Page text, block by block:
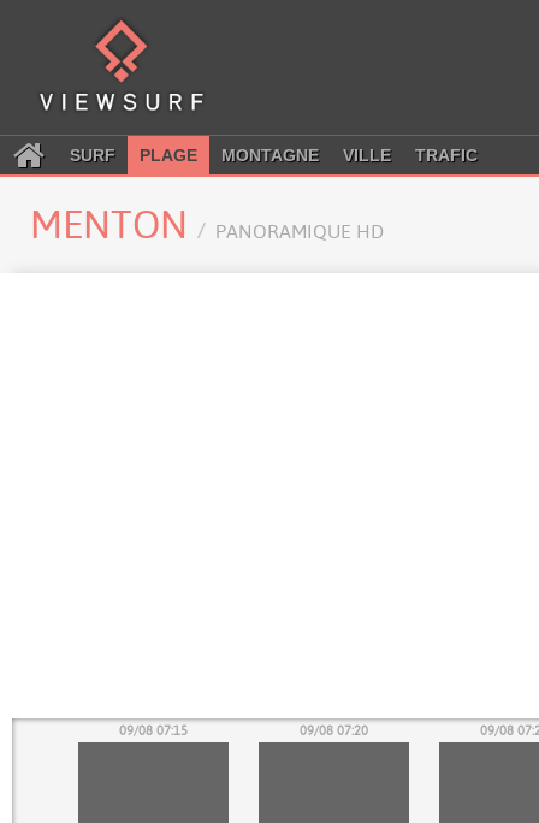
SURF PLAGE MONTAGNE VILLE TRAFIC
MENTON PANORAMIQUE HD
09/08 07:15 09/08 07:20 09/08